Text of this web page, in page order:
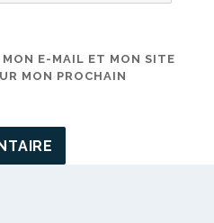
E-MAIL ET MON SITE
MON PROCHAIN